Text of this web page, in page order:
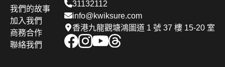
我們的故事
加入我們
商務合作
聯絡我們
31132112
info@kwiksure.com
香港九龍觀塘鴻圖道 1 號 37 樓 15-20 室